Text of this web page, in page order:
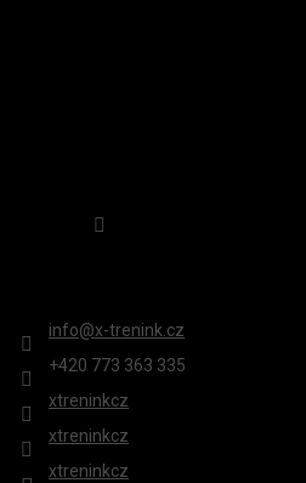
info@x-trenink.cz
+420 ‭773 363 335
xtreninkcz
xtreninkcz
xtreninkcz